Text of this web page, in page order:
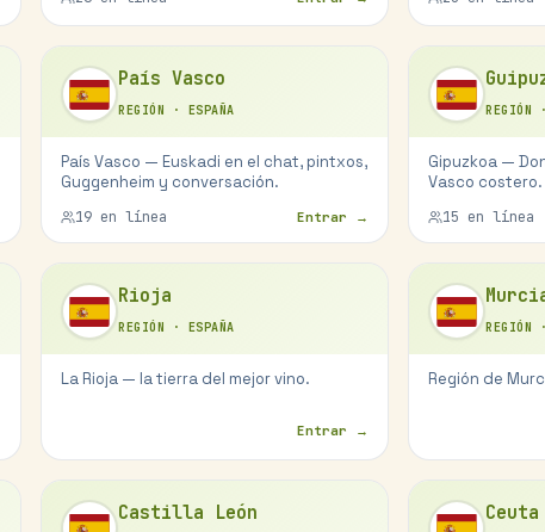
País Vasco
REGIÓN · ESPAÑA
País Vasco — Euskadi en el chat, pintxos,
Guggenheim y conversación.
19 en línea Entrar →
REGIÓN
Gipuzkoa —
Vasco costero.
15 en línea
Rioja
REGIÓN · ESPAÑA
La Rioja — la tierra del mejor vino.
Entrar →
REGIÓN
Región de
Castilla León Ceuta